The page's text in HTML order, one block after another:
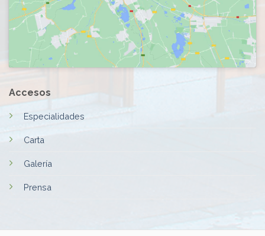
Accesos
Especialidades
Carta
Galería
Prensa